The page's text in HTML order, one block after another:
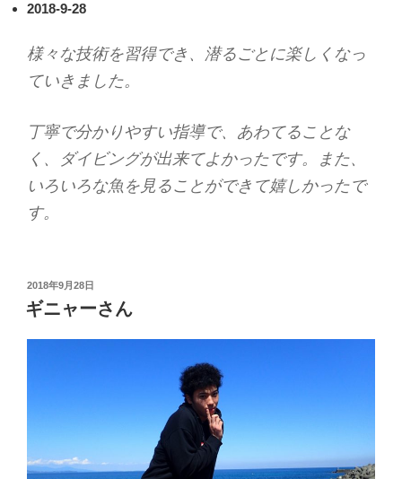
2018-9-28
様々な技術を習得でき、潜るごとに楽しくなっ
ていきました。
丁寧で分かりやすい指導で、あわてることな
く、ダイビングが出来てよかったです。また、
いろいろな魚を見ることができて嬉しかったで
す。
投
稿
日:
2018年9月28日
ギニャーさん